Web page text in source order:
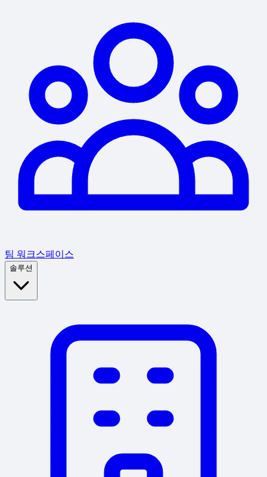
팀 워크스페이스
솔루션